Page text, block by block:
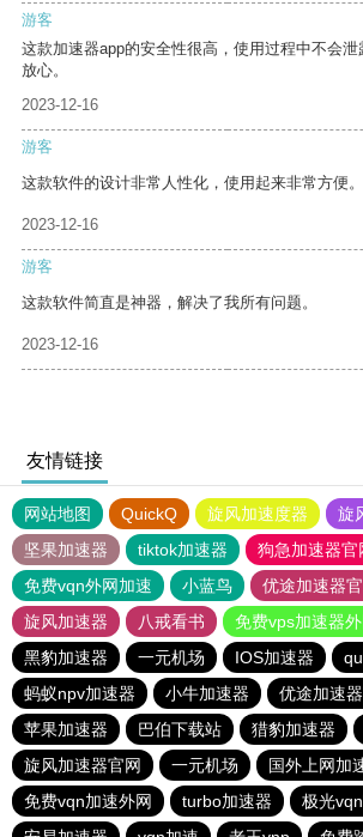
游客
这款加速器app的安全性很高，使用过程中不会
放心。
2023-12-16
游客
这款软件的设计非常人性化，使用起来非常方便。
2023-12-16
游客
这款软件简直是神器，解决了我所有问题。
2023-12-16
友情链接
网站地图 QuickQ 旋风加速度器 旋
坚果加速器
tiktok加速器
狗急加速器官
免费vqn外网加速
小蓝鸟 优途加速器
旋风加速器
八戒看书
免费vps加速器
黑豹加速器
一元机场 IOS加速器
蚂蚁npv加速器
小牛加速器
优途加速
苹果加速器
巴伯下载站 猎豹加速器
旋风加速器官网
一元机场
国外上网加
免费vqn加速外网
turbo加速器
极光